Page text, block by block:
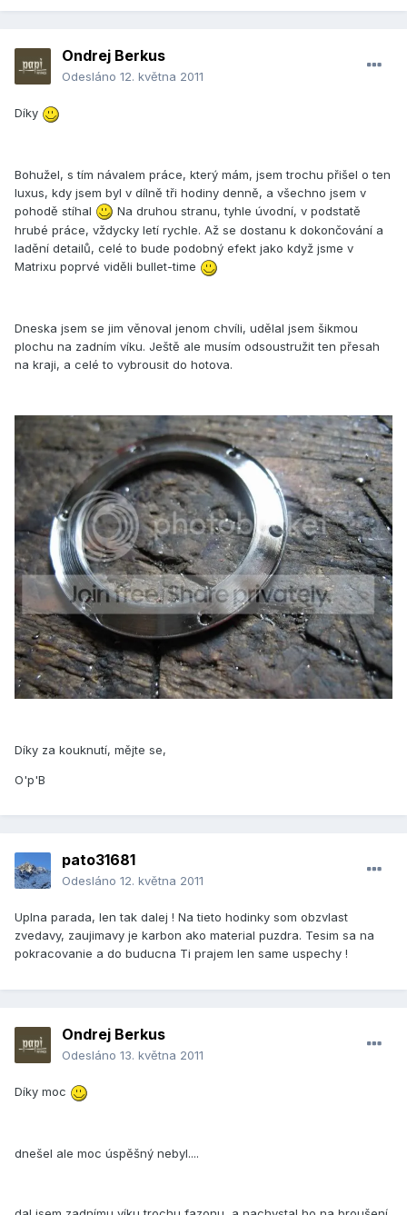
Ondrej Berkus
Odesláno 12. května 2011
Díky
Bohužel, s tím návalem práce, který mám, jsem trochu přišel o ten
luxus, kdy jsem byl v dílně tři hodiny denně, a všechno jsem v
pohodě stíhal
Na druhou stranu, tyhle úvodní, v podstatě
hrubé práce, vždycky letí rychle. Až se dostanu k dokončování a
ladění detailů, celé to bude podobný efekt jako když jsme v
Matrixu poprvé viděli bullet-time
Dneska jsem se jim věnoval jenom chvíli, udělal jsem šikmou
plochu na zadním víku. Ještě ale musím odsoustružit ten přesah
na kraji, a celé to vybrousit do hotova.
Díky za kouknutí, mějte se,
O'p'B
pato31681
Odesláno 12. května 2011
Uplna parada, len tak dalej ! Na tieto hodinky som obzvlast
zvedavy, zaujimavy je karbon ako material puzdra. Tesim sa na
pokracovanie a do buducna Ti prajem len same uspechy !
Ondrej Berkus
Odesláno 13. května 2011
Díky moc
dnešel ale moc úspěšný nebyl....